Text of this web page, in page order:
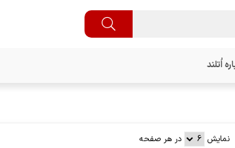
اُتلند
نمایش در هر صفحه